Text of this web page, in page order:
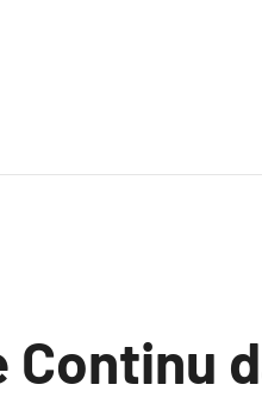
Continu